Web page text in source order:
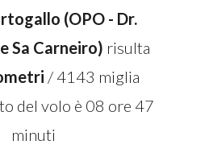
(OPO - Dr.
Sa Carneiro) risulta
/ 4143 miglia
del volo è 08 ore 47
minuti